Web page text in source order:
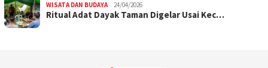
WISATA DAN BUDAYA 24/04/2026
Ritual Adat Dayak Taman Digelar Usai Kec…